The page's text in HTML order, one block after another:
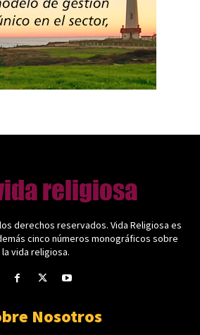
derechos reservados. Vida Religiosa es
cinco números monográficos sobre
vida religiosa.
Nosotros